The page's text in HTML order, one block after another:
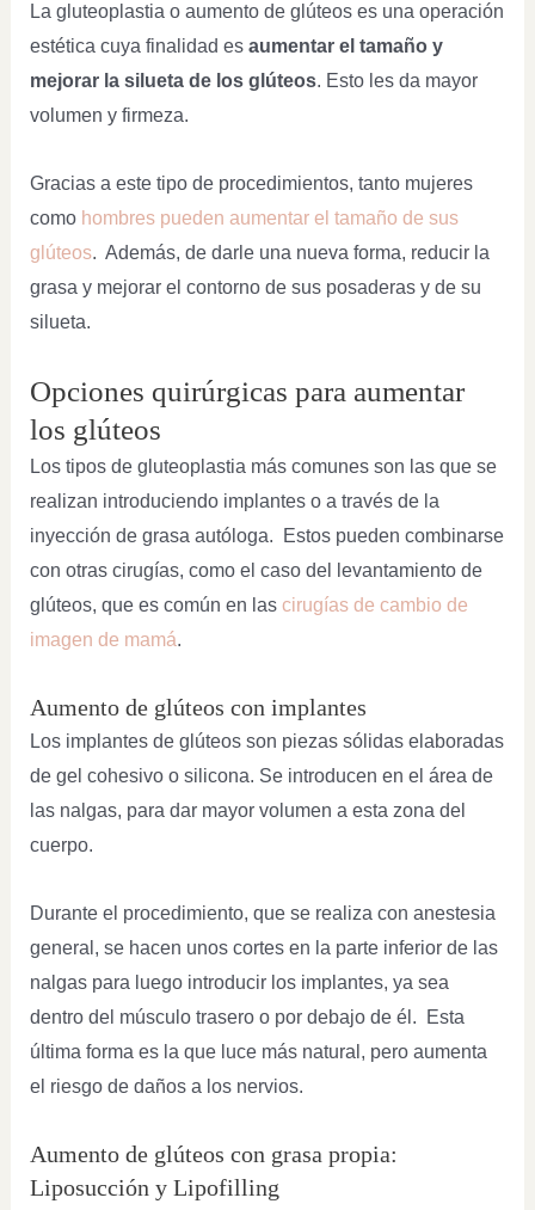
La gluteoplastia o aumento de glúteos es una operación
estética cuya finalidad esaumentar el tamaño y
mejorar la silueta de los glúteos. Esto les da mayor
volumen y firmeza.
Gracias a este tipo de procedimientos, tanto mujeres
como hombres pueden aumentar el tamaño de sus
glúteos. Además, de darle una nueva forma, reducir la
grasa y mejorar el contorno de sus posaderas y de su
silueta.
Opciones quirúrgicas para aumentar
los glúteos
Los tipos de gluteoplastia más comunes son las que se
realizan introduciendo implantes o a través de la
inyección de grasa autóloga. Estos pueden combinarse
con otras cirugías, como el caso del levantamiento de
glúteos, que es común en las cirugías de cambio de
imagen de mamá.
Aumento de glúteos con implantes
Los implantes de glúteos son piezas sólidas elaboradas
de gel cohesivo o silicona. Se introducen en el área de
las nalgas, para dar mayor volumen a esta zona del
cuerpo.
Durante el procedimiento, que se realiza con anestesia
general, se hacen unos cortes en la parte inferior de las
nalgas para luego introducir los implantes, ya sea
dentro del músculo trasero o por debajo de él. Esta
última forma es la que luce más natural, pero aumenta
el riesgo de daños a los nervios.
Aumento de glúteos con grasa propia:
Liposucción y Lipofilling